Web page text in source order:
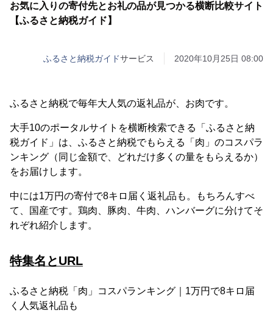
お気に入りの寄付先とお礼の品が見つかる横断比較サイト
【ふるさと納税ガイド】
ふるさと納税ガイドサービス 2020年10月25日 08:00
ふるさと納税で毎年大人気の返礼品が、お肉です。
大手10のポータルサイトを横断検索できる「ふるさと納
税ガイド」は、ふるさと納税でもらえる「肉」のコスパラ
ンキング（同じ金額で、どれだけ多くの量をもらえるか）
をお届けします。
中には1万円の寄付で8キロ届く返礼品も。もちろんすべ
て、国産です。鶏肉、豚肉、牛肉、ハンバーグに分けてそ
れぞれ紹介します。
特集名とURL
ふるさと納税「肉」コスパランキング｜1万円で8キロ届
く人気返礼品も